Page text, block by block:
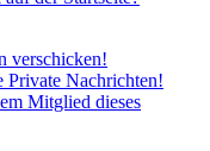
verschicken!
Private Nachrichten!
Mitglied dieses